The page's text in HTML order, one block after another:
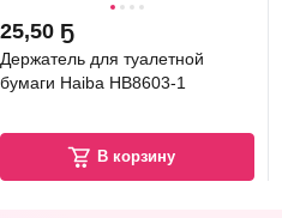
25,50 Ҕ
Держатель для туалетной
бумаги Haiba HB8603-1
В корзину